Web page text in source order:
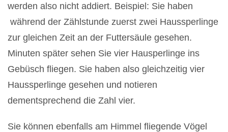
werden also nicht addiert. Beispiel: Sie haben
während der Zählstunde zuerst zwei Haussperlinge
zur gleichen Zeit an der Futtersäule gesehen.
Minuten später sehen Sie vier Hausperlinge ins
Gebüsch fliegen. Sie haben also gleichzeitig vier
Haussperlinge gesehen und notieren
dementsprechend die Zahl vier.
Sie können ebenfalls am Himmel fliegende Vögel